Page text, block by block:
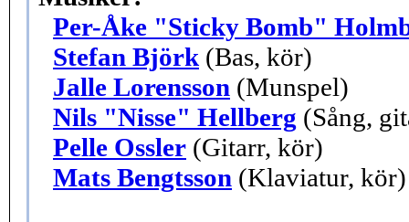
Per-Åke "Sticky Bomb"
Stefan Björk (Bas, kör)
Jalle Lorensson (Munspel)
Nils "Nisse" Hellberg (Sång,
Pelle Ossler (Gitarr, kör)
Mats Bengtsson (Klaviatur, kör)